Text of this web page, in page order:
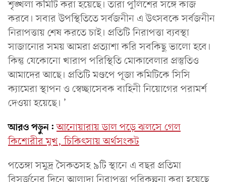
শৃঙ্খলা কমিটি করা হয়েছে। তারা পুলিশের সঙ্গে কাজ
করবে। সবার উপস্থিতিতে সর্বজনীন এ উৎসবকে সর্বজনীন
নিরাপত্তায় শেষ করতে চাই। প্রতিটি নিরাপত্তা ব্যবস্থা
সাজানোর সময় আমরা প্রত্যাশা করি সবকিছু ভালো হবে।
কিন্তু যেকোনো খারাপ পরিস্থিতি মোকাবেলার প্রস্তুতিও
আমাদের আছে। প্রতিটি মণ্ডপে পূজা কমিটিকে সিসি
ক্যামেরা স্থাপন ও স্বেচ্ছাসেবক বাহিনী নিয়োগের পরামর্শ
দেওয়া হয়েছে। ’
আরও পড়ুন: আনোয়ারায় ডাল পড়ে ঝলসে গেল
কিশোরীর মুখ, চিকিৎসায় অর্থসংকট
পতেঙ্গা সমুদ্র সৈকতসহ ৯টি স্থানে এ বছর প্রতিমা